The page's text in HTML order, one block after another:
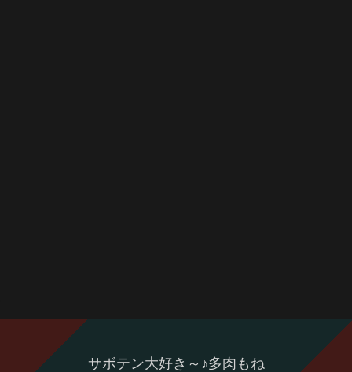
サボテン大好き～♪多肉もね